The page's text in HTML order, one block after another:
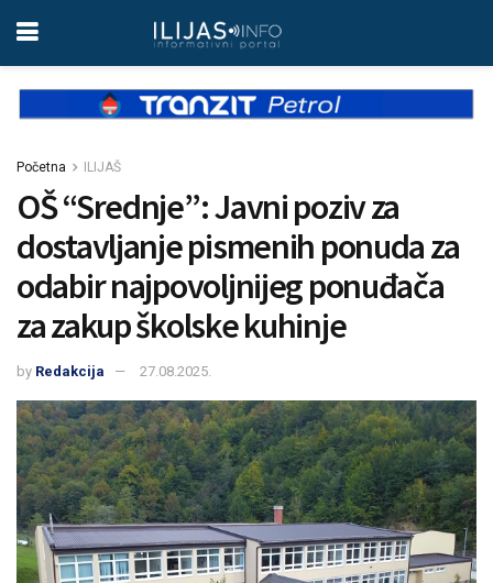
Početna ILIJAŠ
OŠ “Srednje”: Javni poziv za
dostavljanje pismenih ponuda za
odabir najpovoljnijeg ponuđača
za zakup školske kuhinje
by Redakcija 27.08.2025.